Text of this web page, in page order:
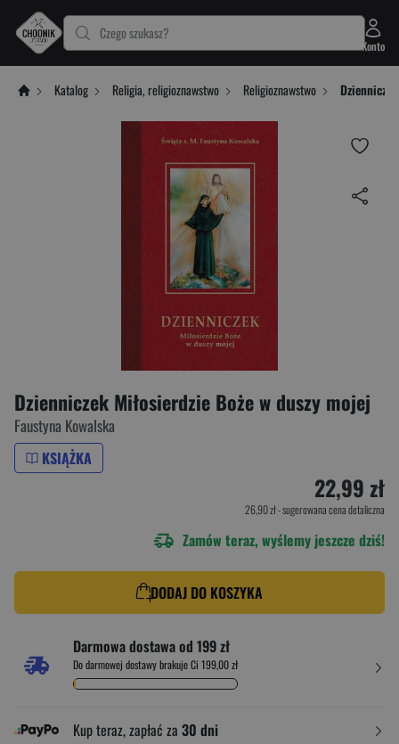
Czego szukasz?
Konto
Katalog Religia, religioznawstwo Religioznawstwo
Dzienniczek Miłosierdzie Boże w duszy mojej
Faustyna Kowalska
KSIĄŻKA
22,99 zł
26,90 zł- sugerowana cena detaliczna
Zamów teraz, wyślemy jeszcze dziś!
DODAJ DO KOSZYKA
Darmowa dostawa od 199 zł
Do darmowej dostawy brakuje Ci 199,00 zł
Kup teraz, zapłać za 30 dni